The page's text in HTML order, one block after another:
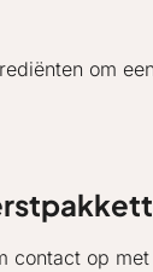
om
contact op